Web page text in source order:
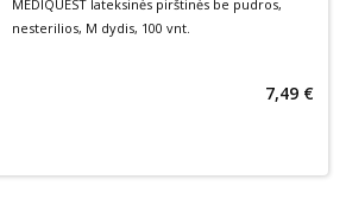
MEDIQUEST lateksinės pirštinės be pudros,
nesterilios, M dydis, 100 vnt.
7,49 €